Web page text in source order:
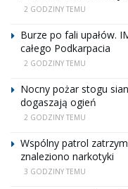
2 GODZINY TEMU
Burze po fali upałów.
całego Podkarpacia
2 GODZINY TEMU
Nocny pożar stogu
dogaszają ogień
2 GODZINY TEMU
Wspólny patrol
znaleziono narkotyki
3 GODZINY TEMU